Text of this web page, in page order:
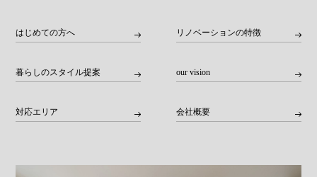
はじめての方へ リノベーションの特徴
暮らしのスタイル提案 our vision
対応エリア 会社概要